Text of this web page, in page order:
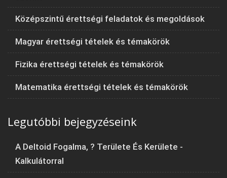
Középszintű érettségi feladatok és megoldások
Magyar érettségi tételek és témakörök
Fizika érettségi tételek és témakörök
Matematika érettségi tételek és témakörök
Legutóbbi bejegyzéseink
A Deltoid Fogalma, ? Területe És Kerülete -
Kalkulátorral